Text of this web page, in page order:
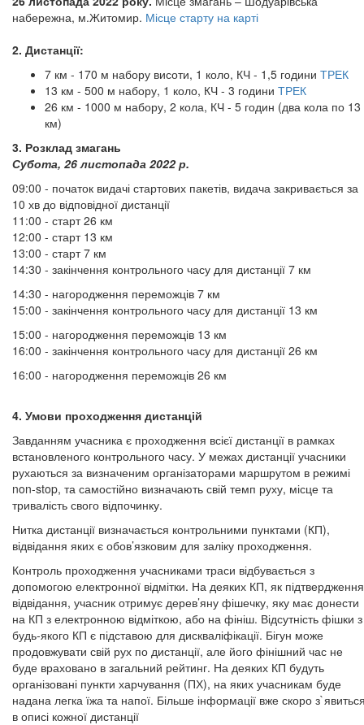
набережна, м.Житомир. Місце старту на карті
2. Дистанції:
7 км - 170 м набору висоти, 1 коло, КЧ - 1,5 години ТРЕК
13 км - 500 м набору, 1 коло, КЧ - 3 години ТРЕК
26 км - 1000 м набору, 2 кола, КЧ - 5 годин (два кола по 13
км)
3. Розклад змагань
Субота, 26 листопада 2022 р.
09:00 - початок видачі стартових пакетів, видача закривається за
10 хв до відповідної дистанції
11:00 - старт 26 км
12:00 - старт 13 км
13:00 - старт 7 км
14:30 - закінчення контрольного часу для дистанції 7 км
14:30 - нагородження переможців 7 км
15:00 - закінчення контрольного часу для дистанції 13 км
15:00 - нагородження переможців 13 км
16:00 - закінчення контрольного часу для дистанції 26 км
16:00 - нагородження переможців 26 км
4. Умови проходження дистанцій
Завданням учасника є проходження всієї дистанції в рамках
встановленого контрольного часу. У межах дистанції учасники
рухаються за визначеним організаторами маршрутом в режимі
non-stop, та самостійно визначають свій темп руху, місце та
тривалість свого відпочинку.
Нитка дистанції визначається контрольними пунктами (КП),
відвідання яких є обов’язковим для заліку проходження.
Контроль проходження учасниками траси відбувається з
допомогою електронної відмітки. На деяких КП, як підтвердження
відвідання, учасник отримує дерев’яну фішечку, яку має донести
на КП з електронною відміткою, або на фініш. Відсутність фішки з
будь-якого КП є підставою для дискваліфікації. Бігун може
продовжувати свій рух по дистанції, але його фінішний час не
буде враховано в загальний рейтинг. На деяких КП будуть
організовані пункти харчування (ПХ), на яких учасникам буде
надана легка їжа та напої. Більше інформації вже скоро
в описі кожної дистанції